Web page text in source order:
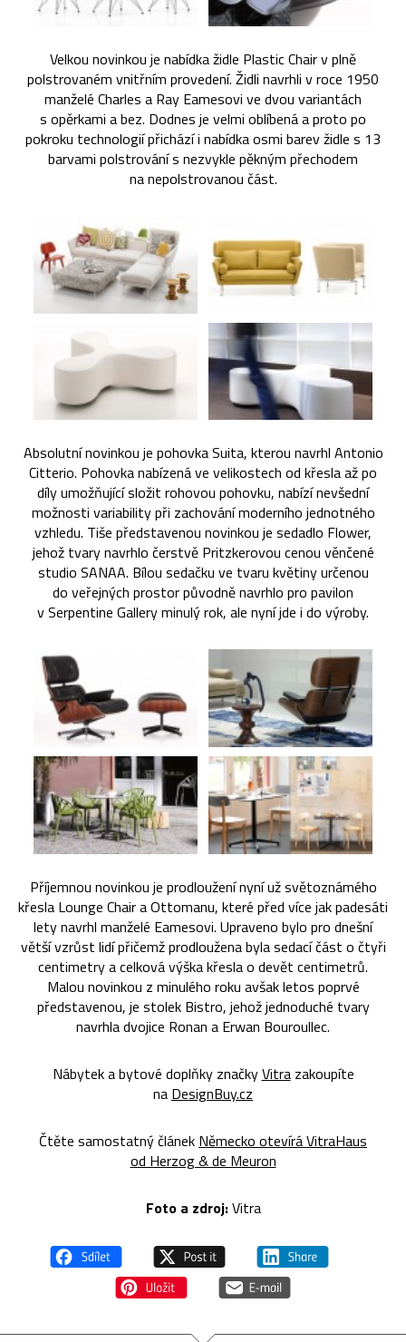
Velkou novinkou je nabídka židle Plastic Chair v plně
polstrovaném vnitřním provedení. Židli navrhli v roce 1950
manželé Charles a Ray Eamesovi ve dvou variantách
s opěrkami a bez. Dodnes je velmi oblíbená a proto po
pokroku technologií přichází i nabídka osmi barev židle s 13
barvami polstrování s nezvykle pěkným přechodem
na nepolstrovanou část.
Absolutní novinkou je pohovka Suita, kterou navrhl Antonio
Citterio. Pohovka nabízená ve velikostech od křesla až po
díly umožňující složit rohovou pohovku, nabízí nevšední
možnosti variability při zachování moderního jednotného
vzhledu. Tiše představenou novinkou je sedadlo Flower,
jehož tvary navrhlo čerstvě Pritzkerovou cenou věnčené
studio SANAA. Bílou sedačku ve tvaru květiny určenou
do veřejných prostor původně navrhlo pro pavilon
v Serpentine Gallery minulý rok, ale nyní jde i do výroby.
Příjemnou novinkou je prodloužení nyní už světoznámého
křesla Lounge Chair a Ottomanu, které před více jak padesáti
lety navrhl manželé Eamesovi. Upraveno bylo pro dnešní
větší vzrůst lidí přičemž prodloužena byla sedací část o čtyři
centimetry a celková výška křesla o devět centimetrů.
Malou novinkou z minulého roku avšak letos poprvé
představenou, je stolek Bistro, jehož jednoduché tvary
navrhla dvojice Ronan a Erwan Bouroullec.
Nábytek a bytové doplňky značkyVitrazakoupíte
na DesignBuy.cz
Čtěte samostatný článek Německo otevírá VitraHaus
od Herzog & de Meuron
Foto a zdroj:Vitra